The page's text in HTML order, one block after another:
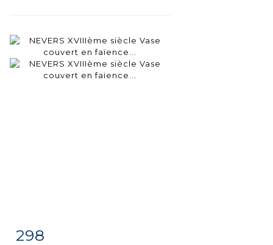
Fiche
298